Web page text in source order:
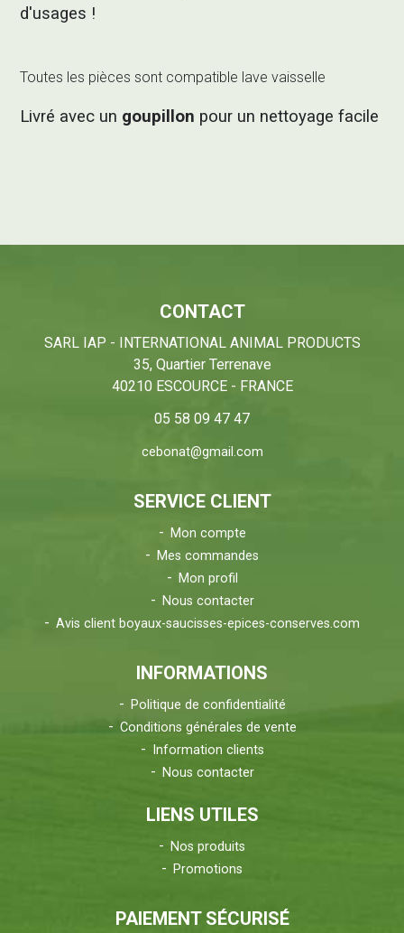
d'usages !
Toutes les pièces sont compatible lave vaisselle
Livré avec un goupillon pour un nettoyage facile
CONTACT
SARL IAP - INTERNATIONAL ANIMAL PRODUCTS
35, Quartier Terrenave
40210 ESCOURCE - FRANCE
05 58 09 47 47
cebonat@gmail.com
SERVICE CLIENT
Mon compte
Mes commandes
Mon profil
Nous contacter
Avis client boyaux-saucisses-epices-conserves.com
INFORMATIONS
Politique de confidentialité
Conditions générales de vente
Information clients
Nous contacter
LIENS UTILES
Nos produits
Promotions
PAIEMENT SÉCURISÉ